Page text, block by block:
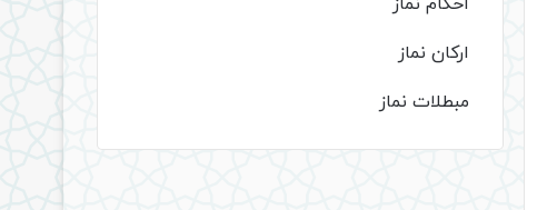
احکام نماز
ارکان نماز
مبطلات نماز